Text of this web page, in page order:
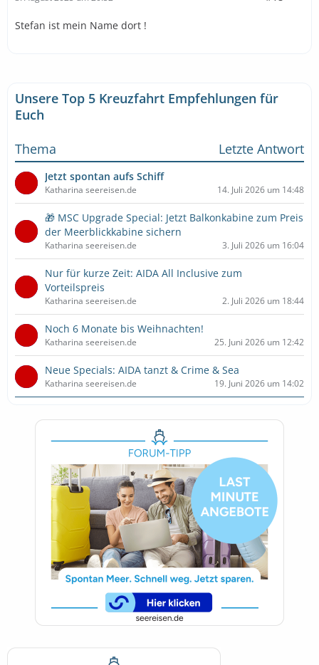
Stefan ist mein Name dort !
Unsere Top 5 Kreuzfahrt Empfehlungen für
Euch
Thema
Letzte Antwort
Jetzt spontan aufs Schiff
Katharina seereisen.de 14. Juli 2026 um 14:48
🎁 MSC Upgrade Special: Jetzt Balkonkabine zum Preis
der Meerblickkabine sichern
Katharina seereisen.de 3. Juli 2026 um 16:04
Nur für kurze Zeit: AIDA All Inclusive zum
Vorteilspreis
Katharina seereisen.de 2. Juli 2026 um 18:44
Noch 6 Monate bis Weihnachten!
Katharina seereisen.de 25. Juni 2026 um 12:42
Neue Specials: AIDA tanzt & Crime & Sea
Katharina seereisen.de 19. Juni 2026 um 14:02